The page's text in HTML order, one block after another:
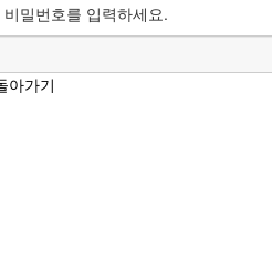
밀번호를 입력하세요.
아가기